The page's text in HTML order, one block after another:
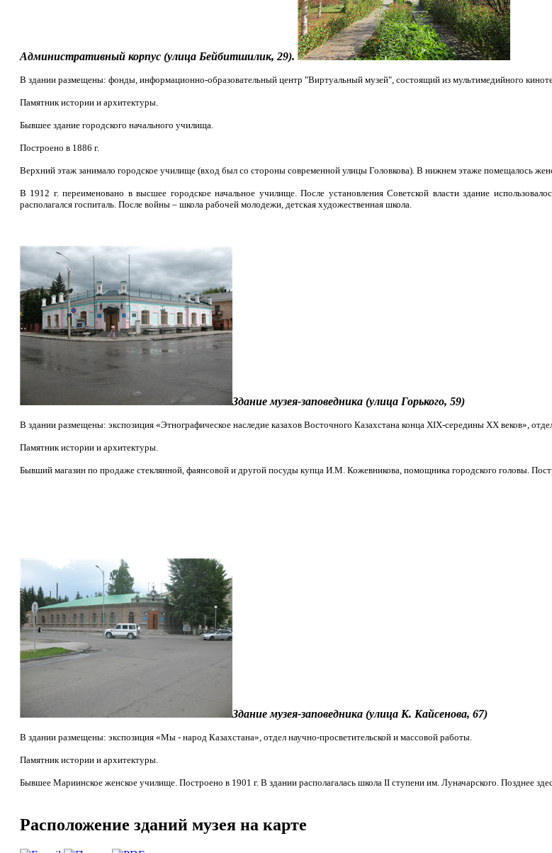
Административный корпус (улица Бейбитшилик, 29).
В здании размещены: фонды, информационно-образовательный центр "Виртуальный музей", состоящий из мультимедийного
Памятник истории и архитектуры.
Бывшее здание городского начального училища.
Построено в 1886 г.
Верхний этаж занимало городское училище (вход был со стороны современной улицы Головкова). В нижнем этаже помещалось
В 1912 г. переименовано в высшее городское начальное училище. После установления Советской власти здание
располагался госпиталь. После войны – школа рабочей молодежи, детская художественная школа.
Здание музея-заповедника (улица Горького, 59)
В здании размещены: экспозиция «Этнографическое наследие казахов Восточного Казахстана конца XIX-середины ХХ веков»,
Памятник истории и архитектуры.
Бывший магазин по продаже стеклянной, фаянсовой и другой посуды купца И.М. Кожевникова, помощника городского головы.
Здание музея-заповедника (улица К. Кайсенова, 67)
В здании размещены: экспозиция «Мы - народ Казахстана», отдел научно-просветительской и массовой работы.
Памятник истории и архитектуры.
Бывшее Мариинское женское училище. Построено в 1901 г. В здании располагалась школа II ступени им. Луначарского. Позднее
Расположение зданий музея на карте